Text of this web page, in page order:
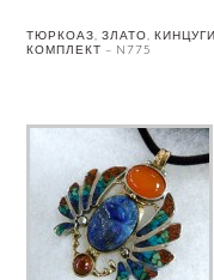
ТЮРКОАЗ, ЗЛАТО,
КОМПЛЕКТ – N775